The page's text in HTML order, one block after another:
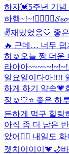
하자💓5주년 기
하행~!~!❤️‍🔥❤️‍🔥
✌️재밌었옹🤍 좋
🔥 근데… 너무 덥
히☺ 오늘 짱 더운
라아아~~~~~!~!~!
일요일이다아!!!!
하게 하기 약속💗
정☺️ 🤍⭐️ 좋은 하
든하게 먹구 힐링
아직 좀 더 남은
았어❤️‍🔥 내일도
켓치이이이💗🌙